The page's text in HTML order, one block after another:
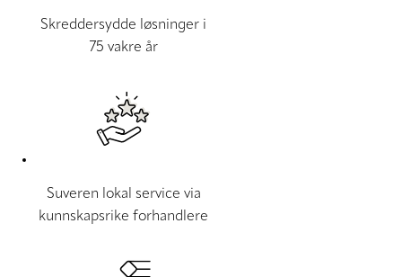
Skreddersydde løsninger i
75 vakre år
Suveren lokal service via
kunnskapsrike forhandlere